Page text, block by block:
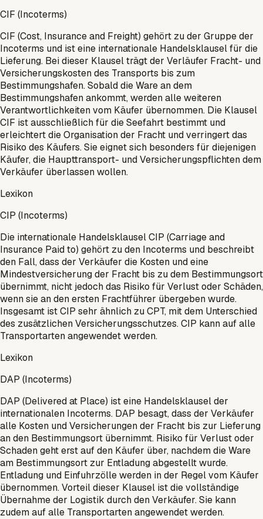
CIF (Incoterms)
CIF (Cost, Insurance and Freight) gehört zu der Gruppe der
Incoterms und ist eine internationale Handelsklausel für die
Lieferung. Bei dieser Klausel trägt der Verläufer Fracht- und
Versicherungskosten des Transports bis zum
Bestimmungshafen. Sobald die Ware an dem
Bestimmungshafen ankommt, werden alle weiteren
Verantwortlichkeiten vom Käufer übernommen. Die Klausel
CIF ist ausschließlich für die Seefahrt bestimmt und
erleichtert die Organisation der Fracht und verringert das
Risiko des Käufers. Sie eignet sich besonders für diejenigen
Käufer, die Haupttransport- und Versicherungspflichten dem
Verkäufer überlassen wollen.
Lexikon
CIP (Incoterms)
Die internationale Handelsklausel CIP (Carriage and
Insurance Paid to) gehört zu den Incoterms und beschreibt
den Fall, dass der Verkäufer die Kosten und eine
Mindestversicherung der Fracht bis zu dem Bestimmungsort
übernimmt, nicht jedoch das Risiko für Verlust oder Schäden,
wenn sie an den ersten Frachtführer übergeben wurde.
Insgesamt ist CIP sehr ähnlich zu CPT, mit dem Unterschied
des zusätzlichen Versicherungsschutzes. CIP kann auf alle
Transportarten angewendet werden.
Lexikon
DAP (Incoterms)
DAP (Delivered at Place) ist eine Handelsklausel der
internationalen Incoterms. DAP besagt, dass der Verkäufer
alle Kosten und Versicherungen der Fracht bis zur Lieferung
an den Bestimmungsort übernimmt. Risiko für Verlust oder
Schaden geht erst auf den Käufer über, nachdem die Ware
am Bestimmungsort zur Entladung abgestellt wurde.
Entladung und Einfuhrzölle werden in der Regel vom Käufer
übernommen. Vorteil dieser Klausel ist die vollständige
Übernahme der Logistik durch den Verkäufer. Sie kann
zudem auf alle Transportarten angewendet werden.